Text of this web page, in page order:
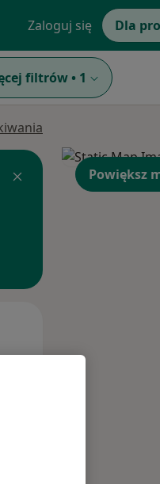
Zaloguj się Dla
filtrów • 1
Powiększ